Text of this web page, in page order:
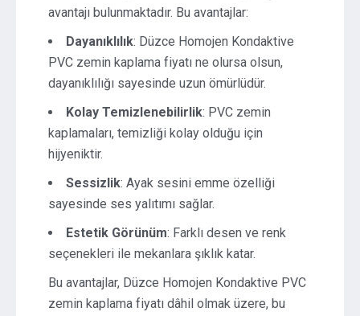
avantajı bulunmaktadır. Bu avantajlar:
Dayanıklılık: Düzce Homojen Kondaktive
PVC zemin kaplama fiyatı ne olursa olsun,
dayanıklılığı sayesinde uzun ömürlüdür.
Kolay Temizlenebilirlik: PVC zemin
kaplamaları, temizliği kolay olduğu için
hijyeniktir.
Sessizlik: Ayak sesini emme özelliği
sayesinde ses yalıtımı sağlar.
Estetik Görünüm: Farklı desen ve renk
seçenekleri ile mekanlara şıklık katar.
Bu avantajlar, Düzce Homojen Kondaktive PVC
zemin kaplama fiyatı dâhil olmak üzere, bu